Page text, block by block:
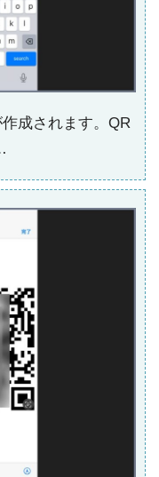
成されます。QR